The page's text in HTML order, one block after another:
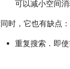
可以减小空间消
同时，它也有缺点：
重复搜索．即